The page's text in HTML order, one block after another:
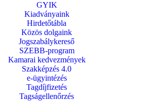
GYIK
Kiadványaink
Hirdetőtábla
Közös dolgaink
Jogszabálykereső
SZEBB-program
Kamarai kedvezmények
Szakképzés 4.0
e-ügyintézés
Tagdíjfizetés
Tagságellenőrzés